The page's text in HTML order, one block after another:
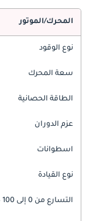
المحرك/الموتور
نوع الوقود
سعة المحرك
الطاقة الحصانية
عزم الدوران
اسطوانات
نوع القيادة
التسارع من 0 إلى 100 كلم بالساعة